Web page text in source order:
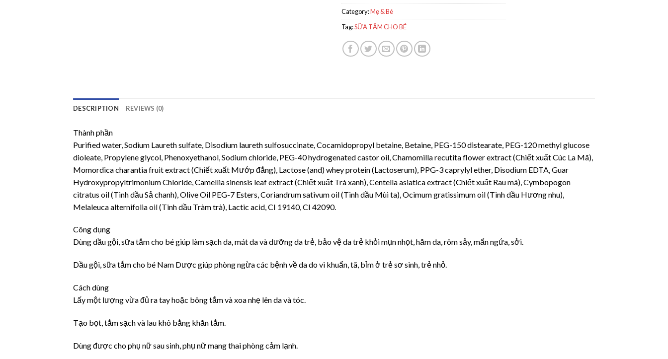
Category:Mẹ & Bé
Tag:SỮA TẮM CHO BÉ
DESCRIPTION REVIEWS (0)
Thành phần
Purified water, Sodium Laureth sulfate, Disodium laureth sulfosuccinate, Cocamidopropyl betaine, Betaine, PEG-150 distearate, PEG-120 methyl glucose
dioleate, Propylene glycol, Phenoxyethanol, Sodium chloride, PEG-40 hydrogenated castor oil, Chamomilla recutita flower extract (Chiết xuất Cúc La Mã),
Momordica charantia fruit extract (Chiết xuất Mướp đắng), Lactose (and) whey protein (Lactoserum), PPG-3 caprylyl ether, Disodium EDTA, Guar
Hydroxypropyltrimonium Chloride, Camellia sinensis leaf extract (Chiết xuất Trà xanh), Centella asiatica extract (Chiết xuất Rau má), Cymbopogon
citratus oil (Tinh dầu Sả chanh), Olive Oil PEG-7 Esters, Coriandrum sativum oil (Tinh dầu Mùi ta), Ocimum gratissimum oil (Tinh dầu Hương nhu),
Melaleuca alternifolia oil (Tinh dầu Tràm trà), Lactic acid, CI 19140, CI 42090.
Công dụng
Dùng dầu gội, sữa tắm cho bé giúp làm sạch da, mát da và dưỡng da trẻ, bảo vệ da trẻ khỏi mụn nhọt, hăm da, rôm sảy, mẩn ngứa, sởi.
Dầu gội, sữa tắm cho bé Nam Dược giúp phòng ngừa các bệnh về da do vi khuẩn, tã, bỉm ở trẻ sơ sinh, trẻ nhỏ.
Cách dùng
Lấy một lượng vừa đủ ra tay hoặc bông tắm và xoa nhẹ lên da và tóc.
Tạo bọt, tắm sạch và lau khô bằng khăn tắm.
Dùng được cho phụ nữ sau sinh, phụ nữ mang thai phòng cảm lạnh.